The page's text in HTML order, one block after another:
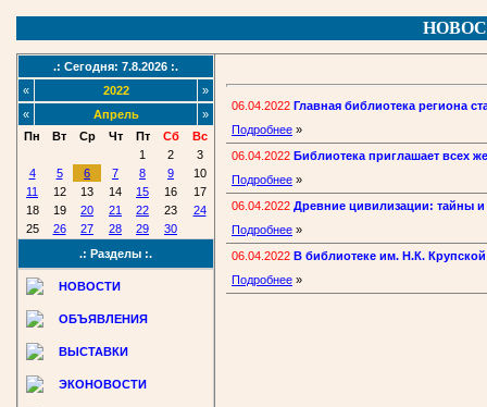
.: Сегодня: 7.8.2026 :.
«
2022
»
«
Апрель
»
Пн
Вт Ср Чт Пт Сб
Вс
1
2
3
4
5 6 7 8 9
10
11
12 13 14 15 16
17
18
19 20 21 22 23
24
25
26 27 28 29
30
.: Разделы :.
НОВОСТИ
ОБЪЯВЛЕНИЯ
ВЫСТАВКИ
ЭКОНОВОСТИ
06.04.2022 Главная библиотека региона
Подробнее »
06.04.2022 Библиотека приглашает всех
Подробнее »
06.04.2022 Древние цивилизации: тайны и
Подробнее »
06.04.2022 В библиотеке им. Н.К.
Подробнее »